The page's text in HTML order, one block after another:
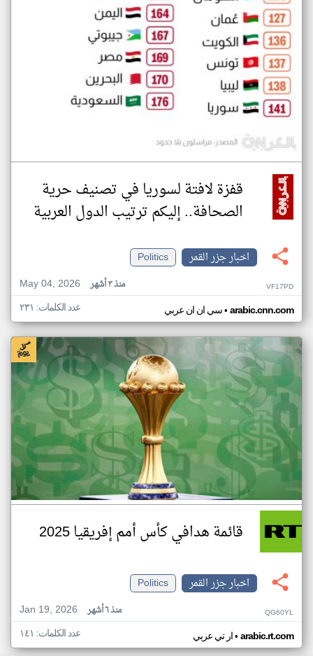
قفزة لافتة لسوريا في تصنيف حرية
الصحافة.. إليكم ترتيب الدول العربية
اخبار جزر القمر
Politics
May 04, 2026
منذ ٣ أشهر VF17PD
سي ان ان عربي• arabic.cnn.com عدد الكلمات: ٢٣١
قائمة هدافي كأس أمم إفريقيا 2025
اخبار جزر القمر
Politics
Jan 19, 2026
منذ ٦ أشهر QG60YL
ار تي عربي• arabic.rt.com عدد الكلمات: ١٤١